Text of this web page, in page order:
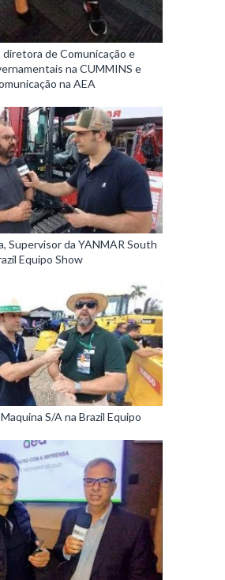
diretora de Comunicação e
na CUMMINS e
na AEA
Supervisor da YANMAR South
Equipo Show
S/A na Brazil Equipo